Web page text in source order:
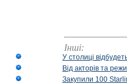
Інші:
У столиці
Від акторів та
Закупили 100